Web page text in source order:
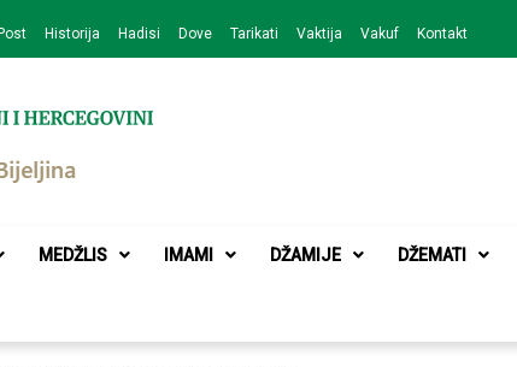
Post Historija Hadisi Dove Tarikati Vaktija Vakuf Kontakt
zajednice Bijeljina
MEDŽLIS IMAMI DŽAMIJE DŽEMATI